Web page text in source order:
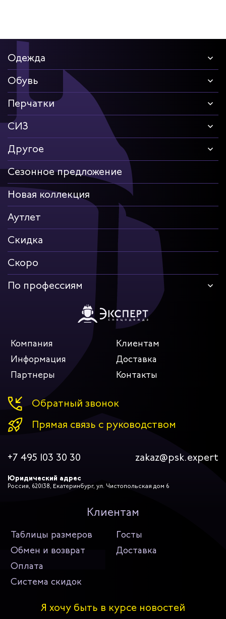
Одежда
Обувь
Перчатки
СИЗ
Другое
Сезонное предложение
Новая коллекция
Аутлет
Скидка
Скоро
По профессиям
Компания
Клиентам
Информация
Доставка
Партнеры
Контакты
Обратный звонок
Прямая связь с руководством
+7 495 103 30 30 zakaz@psk.expert
Юридический адрес
Россия, 620138, Екатеринбург, ул. Чистопольская дом 6
Клиентам
Таблицы размеров
Госты
Обмен и возврат
Доставка
Оплата
Система скидок
Я хочу быть в курсе новостей